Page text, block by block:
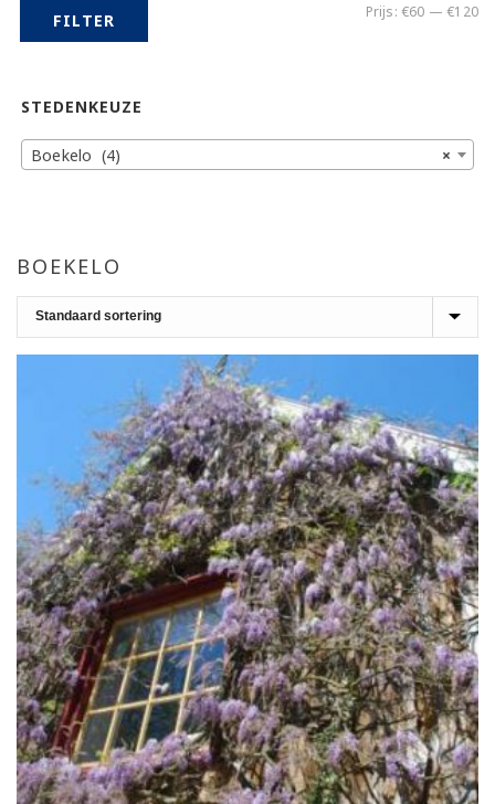
BOEKELO
FILTER Prijs: €60 —€120
STEDENKEUZE
×
Boekelo (4)